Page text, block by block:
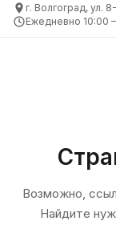
г. Волгоград, ул.
Ежедневно 10:00
Возможно,
Найдите